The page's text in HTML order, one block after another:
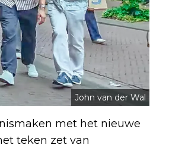
John van der Wal
met het nieuwe
teken zet van